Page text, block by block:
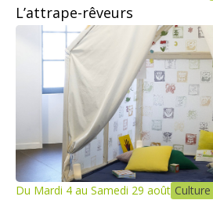
L’attrape-rêveurs
Du Mardi 4 au Samedi 29 août Culture